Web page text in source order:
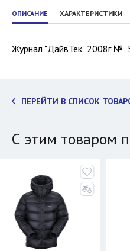
ОПИСАНИЕ ХАРАКТЕРИСТИКИ
Журнал "ДайвТек" 2008г №
ПЕРЕЙТИ В СПИСОК
С этим товаром